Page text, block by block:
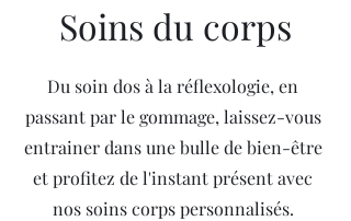
Soins du corps
Du soin dos à la réflexologie, en
passant par le gommage, laissez-vous
entrainer dans une bulle de bien-être
et profitez de l'instant présent avec
nos soins corps personnalisés.